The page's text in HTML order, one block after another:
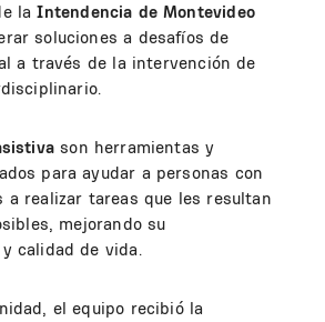
la Intendencia de Montevideo
soluciones a desafíos de
a través de la intervención de
son herramientas y
para ayudar a personas con
a realizar tareas que les resultan
mejorando su
calidad de vida.
el equipo recibió la